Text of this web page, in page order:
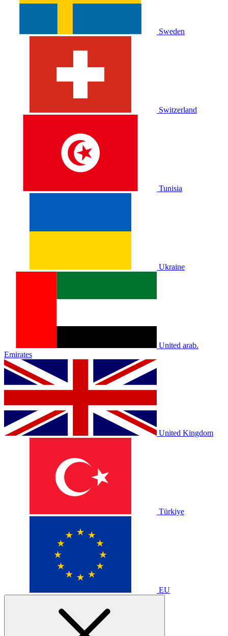
Sweden
Switzerland
Tunisia
Ukraine
United arab.
Emirates
United Kingdom
Türkiye
EU